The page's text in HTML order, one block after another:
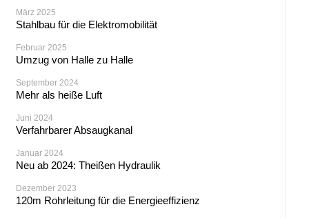
Stahlbau für die Elektromobilität
März 2025
Umzug von Halle zu Halle
Februar 2025
Mehr als heiße Luft
September 2024
Verfahrbarer Absaugkanal
Juni 2024
Neu ab 2024: Theißen Hydraulik
Januar 2024
120m Rohrleitung für die Energieeffizienz
Dezember 2023